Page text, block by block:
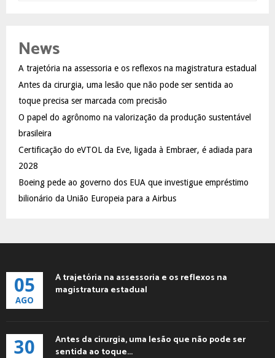
h
o
r
:
A
C
News
A trajetória na assessoria e os reflexos na magistratura estadual
Antes da cirurgia, uma lesão que não pode ser sentida ao
toque precisa ser marcada com precisão
O papel do agrônomo na valorização da produção sustentável
brasileira
Certificação do eVTOL da Eve, ligada à Embraer, é adiada para
2028
Boeing pede ao governo dos EUA que investigue empréstimo
bilionário da União Europeia para a Airbus
05
AGO
A trajetória na assessoria e os reflexos na
magistratura estadual
30
Antes da cirurgia, uma lesão que não pode ser
sentida ao toque...